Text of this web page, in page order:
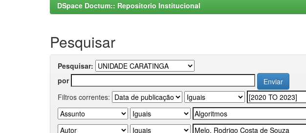
DSpace Doctum:: Repositorio Institucional
Pesquisar
Pesquisar:
por
Filtros correntes: